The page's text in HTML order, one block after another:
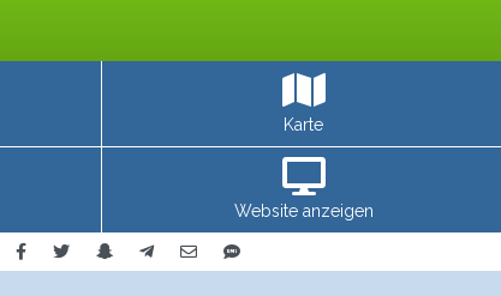
Karte
Website anzeigen